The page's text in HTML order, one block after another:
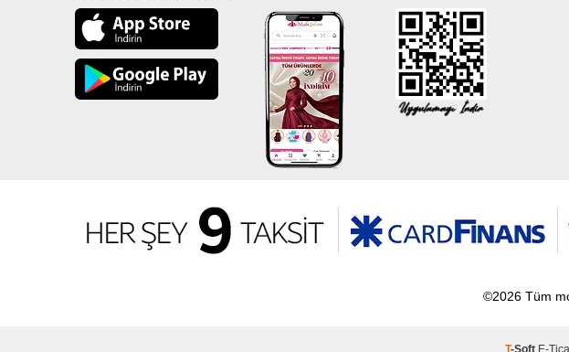
©2026 Tüm
T-Soft E-